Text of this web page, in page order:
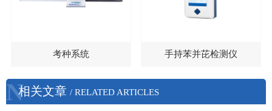
考种系统 手持苯并芘检测仪
N相关文章 / RELATED ARTICLES